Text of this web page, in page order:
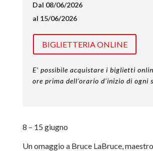
Dal 08/06/2026
al 15/06/2026
BIGLIETTERIA ONLINE
E’ possibile acquistare i biglietti
ore prima dell’orario d’inizio di ogni
8 – 15 giugno
Un omaggio a Bruce LaBruce,